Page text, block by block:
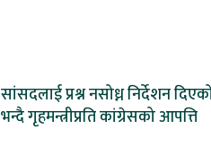
सांसदलाई प्रश्न नसोध्न निर्देशन
भन्दै गृहमन्त्रीप्रति कांग्रेसको आपत्ति